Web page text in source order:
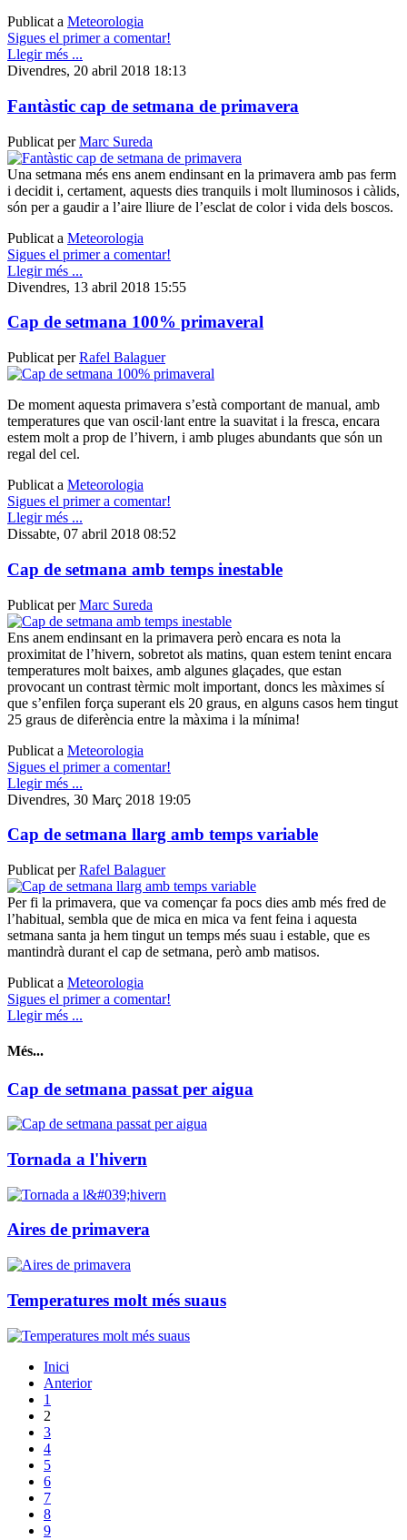
Publicat a Meteorologia
Sigues el primer a comentar!
Llegir més ...
Divendres, 20 abril 2018 18:13
Fantàstic cap de setmana de primavera
Publicat perMarc Sureda
Una setmana més ens anem endinsant en la primavera amb pas ferm
i decidit i, certament, aquests dies tranquils i molt lluminosos i càlids,
són per a gaudir a l’aire lliure de l’esclat de color i vida dels boscos.
Publicat a Meteorologia
Sigues el primer a comentar!
Llegir més ...
Divendres, 13 abril 2018 15:55
Cap de setmana 100% primaveral
Publicat perRafel Balaguer
De moment aquesta primavera s’està comportant de manual, amb
temperatures que van oscil·lant entre la suavitat i la fresca, encara
estem molt a prop de l’hivern, i amb pluges abundants que són un
regal del cel.
Publicat a Meteorologia
Sigues el primer a comentar!
Llegir més ...
Dissabte, 07 abril 2018 08:52
Cap de setmana amb temps inestable
Publicat perMarc Sureda
Ens anem endinsant en la primavera però encara es nota la
proximitat de l’hivern, sobretot als matins, quan estem tenint encara
temperatures molt baixes, amb algunes glaçades, que estan
provocant un contrast tèrmic molt important, doncs les màximes sí
que s’enfilen força superant els 20 graus, en alguns casos hem tingut
25 graus de diferència entre la màxima i la mínima!
Publicat a Meteorologia
Sigues el primer a comentar!
Llegir més ...
Divendres, 30 Març 2018 19:05
Cap de setmana llarg amb temps variable
Publicat perRafel Balaguer
Per fi la primavera, que va començar fa pocs dies amb més fred de
l’habitual, sembla que de mica en mica va fent feina i aquesta
setmana santa ja hem tingut un temps més suau i estable, que es
mantindrà durant el cap de setmana, però amb matisos.
Publicat a Meteorologia
Sigues el primer a comentar!
Llegir més ...
Més...
Cap de setmana passat per aigua
Tornada a l'hivern
Aires de primavera
Temperatures molt més suaus
Inici
Anterior
1
2
3
4
5
6
7
8
9